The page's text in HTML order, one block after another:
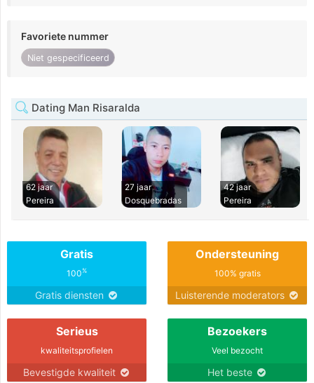
Favoriete nummer
Niet gespecificeerd
Dating Man Risaralda
62 jaar
Pereira
27 jaar
Dosquebradas
42 jaar
Pereira
Gratis
100%
Gratis diensten
Ondersteuning
100% gratis
Luisterende moderators
Serieus
kwaliteitsprofielen
Bevestigde kwaliteit
Bezoekers
Veel bezocht
Het beste